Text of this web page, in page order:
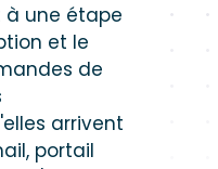
à une étape
et le
de
arrivent
portail